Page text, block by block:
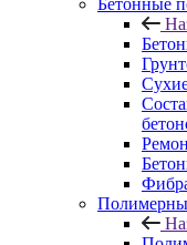
Бетонные